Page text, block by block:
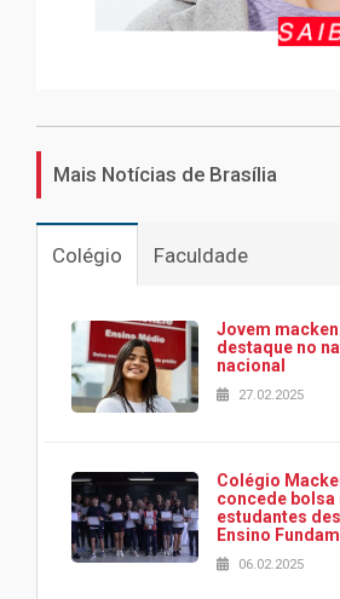
Mais Notícias de Brasília
Colégio Faculdade
Jovem
destaque no
nacional
27.02.2025
Colégio
concede
estudantes
Ensino
06.02.2025